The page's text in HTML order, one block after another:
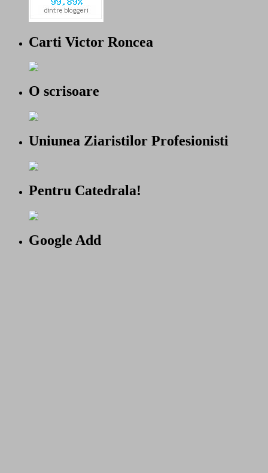
Carti Victor Roncea
O scrisoare
Uniunea Ziaristilor Profesionisti
Pentru Catedrala!
Google Add